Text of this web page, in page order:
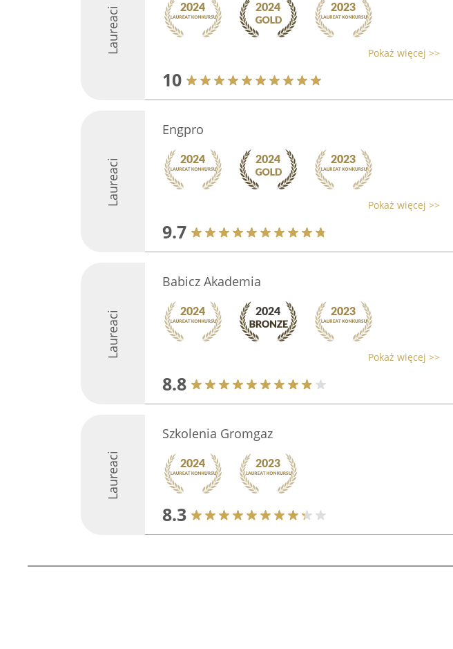
Laureaci Pokaż więcej >>
10
Laureaci
Engpro
Pokaż więcej >>
9.7
Laureaci
Babicz Akademia
Pokaż więcej >>
8.8
Laureaci
Szkolenia Gromgaz
8.3